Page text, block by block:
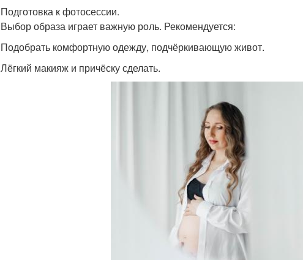
Подготовка к фотосессии.
Выбор образа играет важную роль. Рекомендуется:
Подобрать комфортную одежду, подчёркивающую живот.
Лёгкий макияж и причёску сделать.